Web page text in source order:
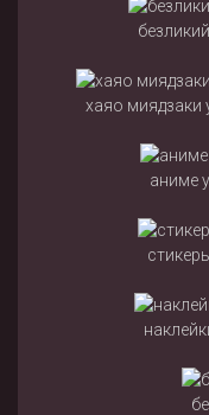
хаяо миядзаки
аниме